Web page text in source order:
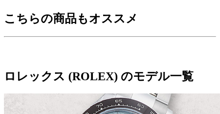
こちらの商品もオススメ
ロレックス (ROLEX) のモデル一覧